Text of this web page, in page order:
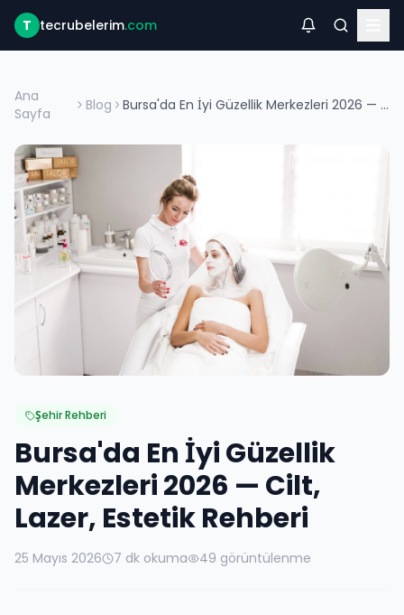
T tecrubelerim.com
Ana
Sayfa
Blog Bursa'da En İyi Güzellik Merkezleri 2026 — Cilt, Lazer, Estetik Rehberi
Şehir Rehberi
Bursa'da En İyi Güzellik
Merkezleri 2026 — Cilt,
Lazer, Estetik Rehberi
25 Mayıs 2026 7 dk okuma 49 görüntülenme